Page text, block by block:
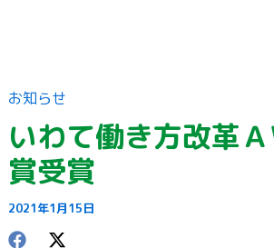
お知らせ
いわて働き方改革
賞受賞
2021年1月15日